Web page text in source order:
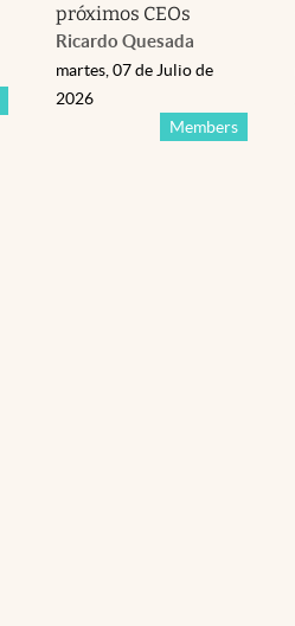
próximos CEOs
Ricardo Quesada
Members
martes, 07 de Julio de
2026